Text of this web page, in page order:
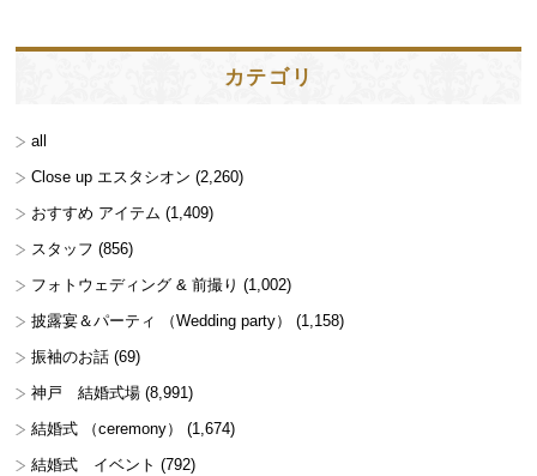
カテゴリ
all
Close up エスタシオン (2,260)
おすすめ アイテム (1,409)
スタッフ (856)
フォトウェディング & 前撮り (1,002)
披露宴＆パーティ （Wedding party）
(1,158)
振袖のお話 (69)
神戸 結婚式場 (8,991)
結婚式 （ceremony）
(1,674)
結婚式 イベント (792)